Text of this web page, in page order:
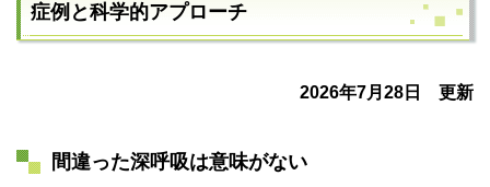
症例と科学的アプローチ
2026年7月28 日 更新
間違った深呼吸は意味がない